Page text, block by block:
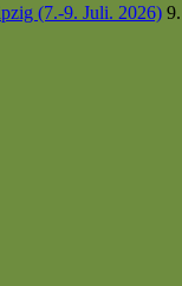
(7.-9. Juli. 2026)